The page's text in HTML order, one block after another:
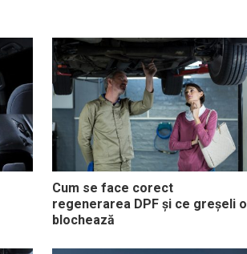
Cum se face corect
regenerarea DPF și ce greșeli o
blochează